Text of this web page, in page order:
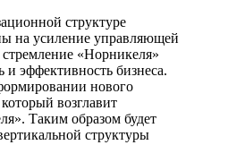
структуре
на усиление управляющей
«Норникеля»
и эффективность бизнеса.
нового
возглавит
Таким образом будет
структуры